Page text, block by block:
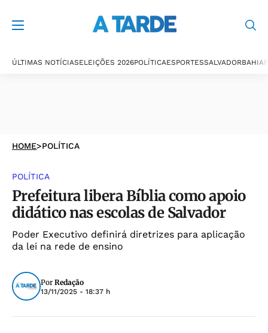
ÚLTIMAS NOTÍCIASELEIÇÕES 2026POLÍTICAESPORTESSALVADORBAHIA
HOME>POLÍTICA
POLÍTICA
Prefeitura libera Bíblia como apoio
didático nas escolas de Salvador
Poder Executivo definirá diretrizes para aplicação
da lei na rede de ensino
Por Redação
13/11/2025 - 18:37 h